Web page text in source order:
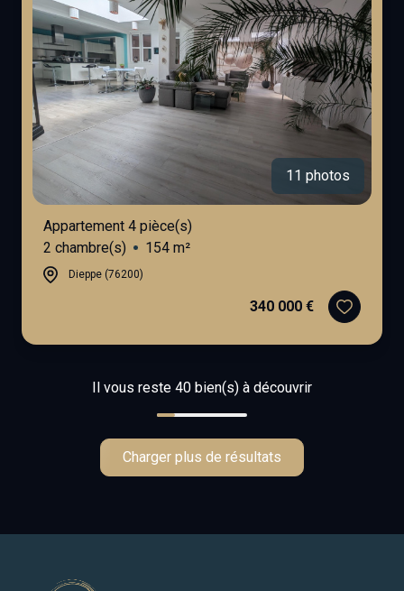
11 photos
Appartement 4 pièce(s)
2 chambre(s)
154 m²
Dieppe (76200)
340 000 €
Il vous reste 40 bien(s) à découvrir
Charger plus de résultats